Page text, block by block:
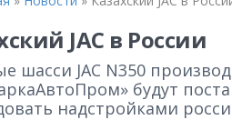
JAC в России
шасси JAC N350
будут
надстройками